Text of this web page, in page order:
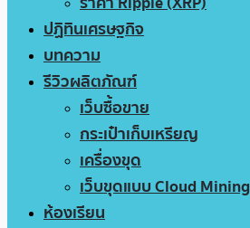
ปฏิทินเศรษฐกิจ
บทความ
รีวิวผลิตภัณฑ์
เว็บซื้อขาย
กระเป๋าเก็บเหรียญ
เครื่องขุด
เว็บขุดแบบ Cloud Mining
ห้องเรียน